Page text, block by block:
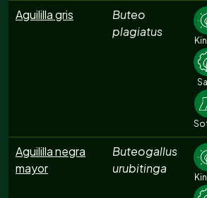
Aguililla gris
Buteo
plagiatus
Aguililla negra
mayor
Buteogallus
urubitinga